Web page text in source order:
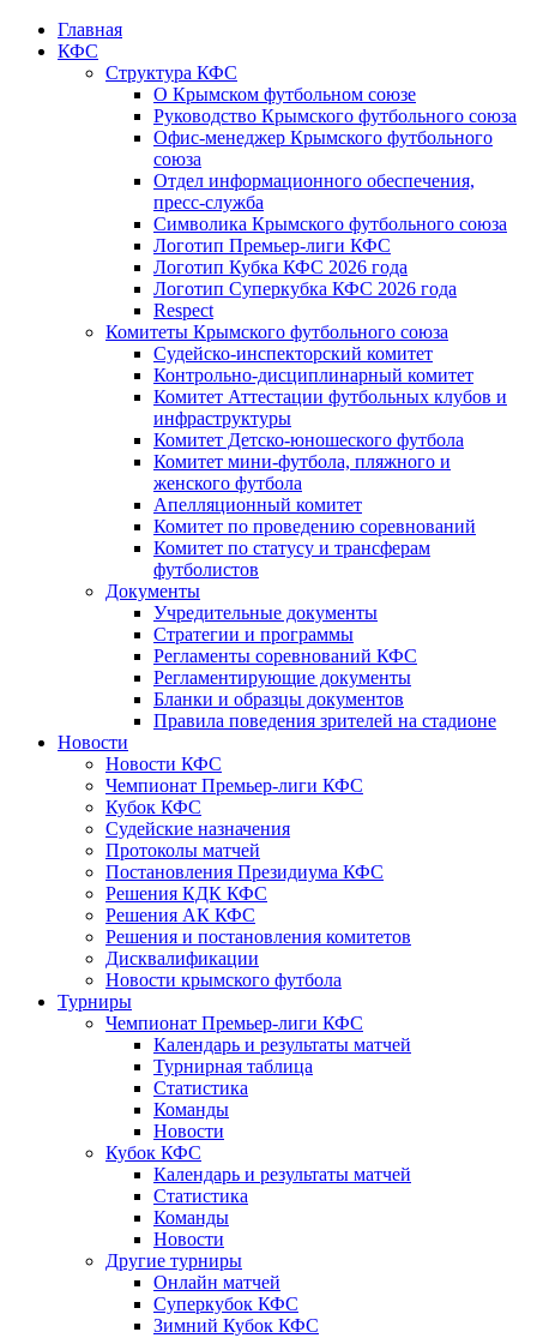
Главная
КФС
Структура КФС
О Крымском футбольном союзе
Руководство Крымского футбольного союза
Офис-менеджер Крымского футбольного
союза
Отдел информационного обеспечения,
пресс-служба
Символика Крымского футбольного союза
Логотип Премьер-лиги КФС
Логотип Кубка КФС 2026 года
Логотип Суперкубка КФС 2026 года
Respect
Комитеты Крымского футбольного союза
Судейско-инспекторский комитет
Контрольно-дисциплинарный комитет
Комитет Аттестации футбольных клубов и
инфраструктуры
Комитет Детско-юношеского футбола
Комитет мини-футбола, пляжного и
женского футбола
Апелляционный комитет
Комитет по проведению соревнований
Комитет по статусу и трансферам
футболистов
Документы
Учредительные документы
Стратегии и программы
Регламенты соревнований КФС
Регламентирующие документы
Бланки и образцы документов
Правила поведения зрителей на стадионе
Новости
Новости КФС
Чемпионат Премьер-лиги КФС
Кубок КФС
Судейские назначения
Протоколы матчей
Постановления Президиума КФС
Решения КДК КФС
Решения АК КФС
Решения и постановления комитетов
Дисквалификации
Новости крымского футбола
Турниры
Чемпионат Премьер-лиги КФС
Календарь и результаты матчей
Турнирная таблица
Статистика
Команды
Новости
Кубок КФС
Календарь и результаты матчей
Статистика
Команды
Новости
Другие турниры
Онлайн матчей
Суперкубок КФС
Зимний Кубок КФС